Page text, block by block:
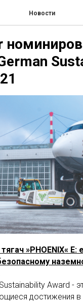
Новости
»PHOENIX«
Award -
достижения в